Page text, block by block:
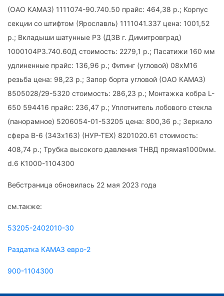
(ОАО КАМАЗ) 1111074-90.740.50 прайс: 464,38 р.; Корпус
секции со штифтом (Ярославль) 1111041.337 цена: 1001,52
р.; Вкладыши шатунные Р3 (ДЗВ г. Димитровград)
1000104Р3.740.60Д стоимость: 2279,1 р.; Пасатижи 160 мм
удлиненные прайс: 136,96 р.; Фитинг (угловой) 08хМ16
резьба цена: 98,23 р.; Запор борта угловой (ОАО КАМАЗ)
8505028/29-5320 стоимость: 286,23 р.; Монтажка кобра L-
650 594416 прайс: 236,47 р.; Уплотнитель лобового стекла
(панорамное) 5206054-01-53205 цена: 800,36 р.; Зеркало
сфера В-6 (343х163) (НУР-ТЕХ) 8201020.61 стоимость:
408,74 р.; Трубка высокого давления ТНВД прямая1000мм.
d.6 К1000-1104300
Вебстраница обновилась 22 мая 2023 года
см.также:
53205-2402010-30
Раздатка КАМАЗ евро-2
900-1104300